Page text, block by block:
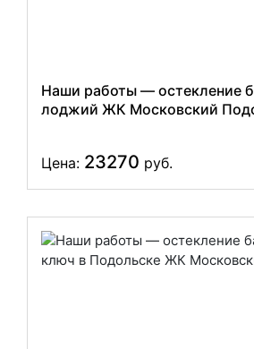
Наши работы — остекление
лоджий ЖК Московский
Цена: 23270 руб.